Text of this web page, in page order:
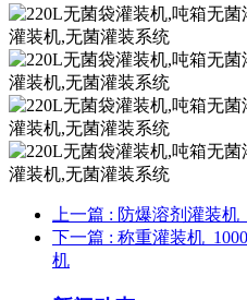
上一篇 : 防爆溶剂 灌装机
下一篇 : 称重 灌装机 _
机